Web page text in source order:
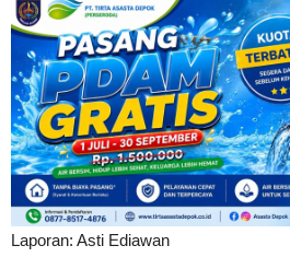
Laporan: Asti Ediawan